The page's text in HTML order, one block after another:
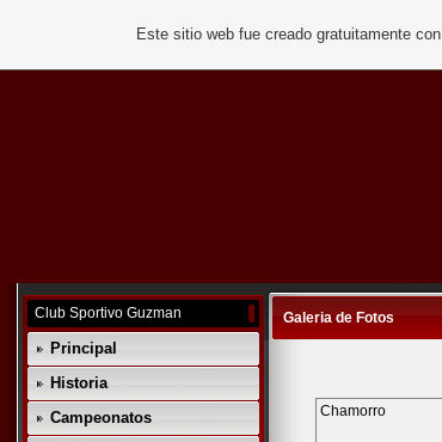
Club Sportivo Guzman
Principal
Historia
Campeonatos
Galeria de Fotos
Chamorro
Este sitio web fue creado gratuitamente con